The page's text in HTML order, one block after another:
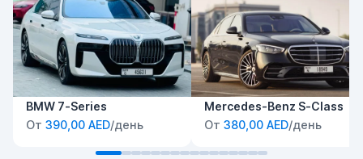
BMW 7-Series
От 390,00 AED/день
Mercedes-Benz S-Class
От 380,00 AED/день